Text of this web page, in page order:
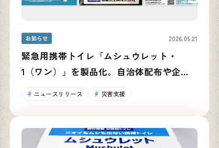
お知らせ 2026.05.21
緊急用携帯トイレ「ムシュウレット・
1（ワン）」を製品化。自治体配布や企業
ニュースリリース 災害支援